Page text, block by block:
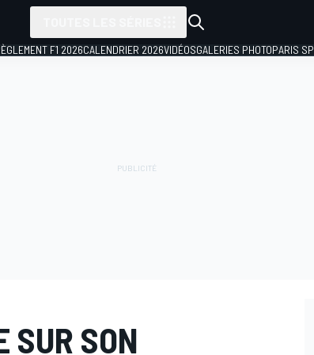
F1 2026CALENDRIER 2026VIDÉOSGALERIES PHOTOPARIS
SUR SON